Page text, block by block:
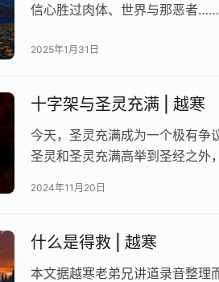
信心胜过肉体、世界与那恶者……
2025年1月31日
十字架与圣灵充满 | 越寒
今天，圣灵充满成为一个极有争
圣灵和圣灵充满高举到圣经之外
2024年11月20日
什么是得救 | 越寒
本文据越寒老弟兄讲道录音整理